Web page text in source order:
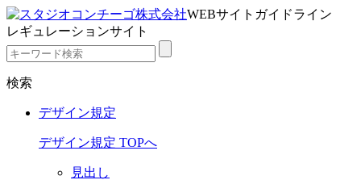
WEBサイトガイドライン
レギュレーションサイト
検索
デザイン規定
デザイン規定 TOPへ
見出し